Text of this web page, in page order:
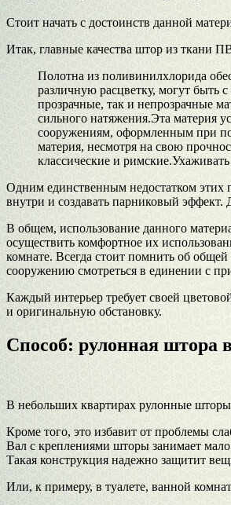
Стоит начать с достоинств данной
Итак, главные качества штор из ткани
Полотна из поливинилхлорида
различную расцветку, могут быть
прозрачные, так и непрозрачные
сильного натяжения.Эта материя
сооружениям, оформленным при
материя, несмотря на свою
классические и
Одним единственным недостатком этих
внутри и создавать парниковый
В общем, использование данного
осуществить комфортное их
комнате. Всегда стоит помнить об
сооружению смотреться в единении с
Каждый интерьер требует своей
и оригинальную обстановку.
Способ: рулонная штора
В небольших квартирах рулонные
Кроме того, это избавит от проблемы
Вал с креплениями шторы занимает
Такая конструкция надежно защитит
Или, к примеру, в туалете, ванной